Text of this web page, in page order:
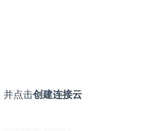
并点击创建连接云